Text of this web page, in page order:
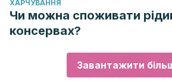
ХАРЧУВАННЯ
Чи можна споживати
консервах?
Завантажити